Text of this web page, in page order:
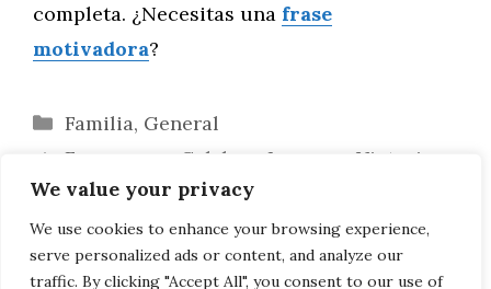
We value your privacy
We use cookies to enhance your browsing experience,
serve personalized ads or content, and analyze our
traffic. By clicking "Accept All", you consent to our use of
completa. ¿Necesitas una frase
motivadora?
Categorías
Familia, General
Frases para Celebrar Logros y Victorias
en el Deporte
Frases Motivadoras para Antes y
Después de Entrenar